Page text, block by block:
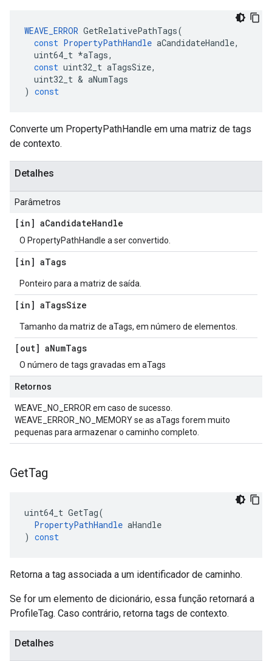
WEAVE_ERROR GetRelativePathTags(
const PropertyPathHandle aCandidateHandle,
uint64_t *aTags,
const uint32_t aTagsSize,
uint32_t & aNumTags
) const
Converte um PropertyPathHandle em uma matriz de tags
de contexto.
Detalhes
Parâmetros
[in] aCandidateHandle
O PropertyPathHandle a ser convertido.
[in] aTags
Ponteiro para a matriz de saída.
[in] aTagsSize
Tamanho da matriz de aTags, em número de elementos.
[out] aNumTags
O número de tags gravadas em aTags
Retornos
WEAVE_NO_ERROR em caso de sucesso.
WEAVE_ERROR_NO_MEMORY se as aTags forem muito
pequenas para armazenar o caminho completo.
GetTag
uint64_t GetTag(
PropertyPathHandle aHandle
) const
Retorna a tag associada a um identificador de caminho.
Se for um elemento de dicionário, essa função retornará a
ProfileTag. Caso contrário, retorna tags de contexto.
Detalhes